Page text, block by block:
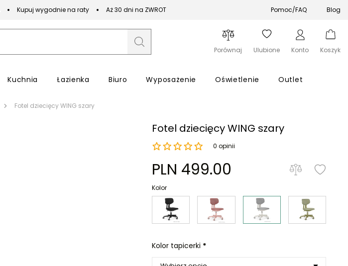
Kupuj wygodnie na raty Aż 30 dni na ZWROT Pomoc/FAQ Blog
Porównaj Ulubione Konto
Zapomniałeś hasła?
Zaloguj się
Nie masz konta? Załóż konto
Koszyk
Kuchnia Łazienka Biuro Wyposażenie Oświetlenie Outlet
Fotel dziecięcy WING szary
Fotel dziecięcy WING szary
0 opinii
PLN 499.00
Kolor
Kolor tapicerki *